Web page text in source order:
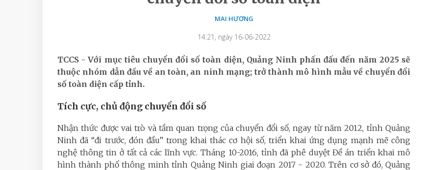
MAI HƯƠNG
14:21, ngày 16-06-2022
TCCS - Với mục tiêu chuyển đổi số toàn diện, Quảng Ninh phấn đấu đến năm 2025 sẽ
thuộc nhóm dẫn đầu về an toàn, an ninh mạng; trở thành mô hình mẫu về chuyển đổi
số toàn diện cấp tỉnh.
Tích cực, chủ động chuyển đổi số
Nhận thức được vai trò và tầm quan trọng của chuyển đổi số, ngay từ năm 2012, tỉnh Quảng
Ninh đã “đi trước, đón đầu” trong khai thác cơ hội số, triển khai ứng dụng mạnh mẽ công
nghệ thông tin ở tất cả các lĩnh vực. Tháng 10-2016, tỉnh đã phê duyệt Đề án triển khai mô
hình thành phố thông minh tỉnh Quảng Ninh giai đoạn 2017 - 2020. Trên cơ sở đó, Quảng